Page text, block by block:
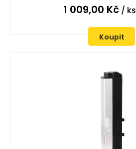
1 009,00 Kč / ks
Koupit